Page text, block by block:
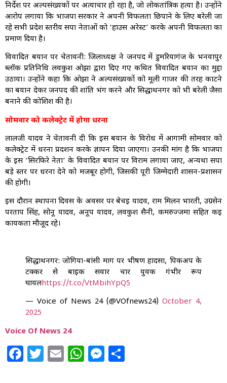
निर्देश पर अल्पसंख्यकों पर अत्याचार हो रहा है, जो लोकतांत्रिक हत्या है। उन्होंने
आरोप लगाया कि भाजपा सरकार ने अपनी विफलता छिपाने के लिए बरेली जा
रहे सभी प्रदेश स्तरीय सपा नेताओं को ‘हाउस अरेस्ट’ करके अपनी विफलता का
प्रमाण दिया है।
विवादित बयान पर चेतावनी: जिलाध्यक्ष ने जनपद में डुमरियागंज के भनवापुर
ब्लॉक प्रतिनिधि लवकुश ओझा द्वारा दिए गए कथित विवादित बयान का मुद्दा
उठाया। उन्होंने कहा कि ओझा ने अल्पसंख्यकों को मूली गाजर की तरह काटने
का बयान देकर जनपद की शांति भंग करने और सिद्धार्थनगर को भी बरेली जैसा
बनाने की कोशिश की है।
सोमवार को कलेक्ट्रेट में होगा धरना
लालजी यादव ने चेतावनी दी कि इस बयान के विरोध में आगामी सोमवार को
कलेक्ट्रेट में धरना प्रदर्शन करके ज्ञापन दिया जाएगा। उनकी मांग है कि भाजपा
के इस ‘सिरफिरे नेता’ के विवादित बयान पर विराम लगाया जाए, अन्यथा सपा
बड़े स्तर पर धरना देने को मजबूर होगी, जिसकी पूरी जिम्मेदारी शासन-प्रशासन
की होगी।
इस दौरान स्थापना दिवस के अवसर पर बेचई यादव, राम मिलन भारती, उग्रसेन
परताप सिंह, सोनू यादव, अनूप यादव, लवकुश सैनी, कमरुज्जमा सहित कई
कार्यकर्ता मौजूद रहे।
सिद्धार्थनगर: जोगिया-बांसी मार्ग पर भीषण हादसा, पिकअप के
टक्कर से बाइक सवार चार युवक गंभीर रूप
घायलhttps://t.co/VtMbihYpQ5
— Voice of News 24 (@VOfnews24) October 4,
2025
Voice Of News 24
Facebook
Twitter
EmailWhatsApp
Messenger